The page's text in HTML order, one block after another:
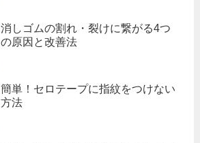
消しゴムの割れ・裂けに繋がる4つ
の原因と改善法
簡単！セロテープに指紋をつけない
方法